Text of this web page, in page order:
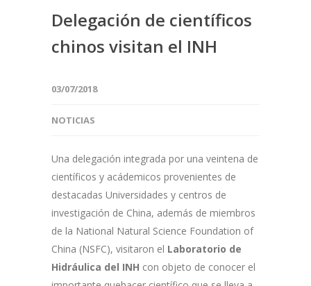
Delegación de científicos
chinos visitan el INH
03/07/2018
NOTICIAS
Una delegación integrada por una veintena de
científicos y acádemicos provenientes de
destacadas Universidades y centros de
investigación de China, además de miembros
de la National Natural Science Foundation of
China (NSFC), visitaron el Laboratorio de
Hidráulica del INH con objeto de conocer el